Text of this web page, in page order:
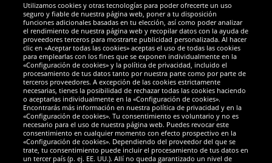
MUWO
Eslovaquia Bandera MUWO "Nations
Together" 90 x 150 cm
5.99*
Elegir talla...
MUWO
Eslovenia Bandera MUWO "Nations
Together" 90 x 150 cm
5.99*
Elegir talla...
Utilizamos cookies y otras tecnologías para poder ofrecerte un uso
seguro y fiable de nuestra página web, poner a tu disposición
funciones adicionales basadas en tu elección, así como poder analizar
el rendimiento de nuestra página web y recopilar datos con la ayuda de
proveedores terceros para mostrarte publicidad personalizada. Al hacer
clic en «Aceptar todas las cookies» aceptas el uso de todas las cookies
para emplearlas con los fines que se exponen individualmente en la
«Configuración de cookies» y la política de privacidad, incluido el
procesamiento de tus datos tanto por nuestra parte como por parte de
terceros proveedores. A excepción de las cookies estrictamente
necesarias, tienes la posibilidad de rechazar todas las cookies haciendo
o aceptarlas individualmente en la «Configuración de cookies».
Encontrarás más información en nuestra política de privacidad y en la
«Configuración de cookies». Tu consentimiento es voluntario y no es
necesario para el uso de nuestra página web. Puedes revocar este
consentimiento en cualquier momento con efecto prospectivo en la
«Configuración de cookies». Dependiendo del proveedor del que se
trate, tu consentimiento puede incluir el procesamiento de tus datos en
un tercer país (p. ej. EE. UU.). Allí no queda garantizado un nivel de